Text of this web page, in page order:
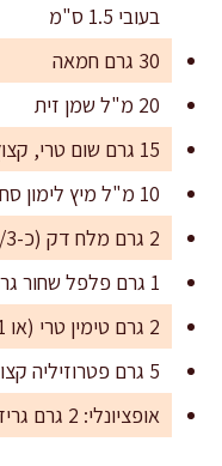
בעובי 1.5 ס"מ
30 גרם חמאה
20 מ"ל שמן זית
15 גרם שום טרי, קצוץ דק מאוד (כ-4–5 שיניים)
10 מ"ל מיץ לימון סחוט טרי
2 גרם מלח דק (כ-1/3 כפית), ועוד לפי הטעם
1 גרם פלפל שחור גרוס (כ-1/2 כפית)
2 גרם טימין טרי (או 1 גרם טימין יבש)
5 גרם פטרוזיליה קצוצה, להגשה
אופציונלי: 2 גרם גרידת לימון דקה